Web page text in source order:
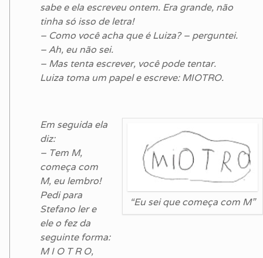
sabe e ela escreveu ontem. Era grande, não
tinha só isso de letra!
– Como você acha que é Luiza? – perguntei.
– Ah, eu não sei.
– Mas tenta escrever, você pode tentar.
Luiza toma um papel e escreve: MIOTRO.
“Eu sei que começa com M”
Em seguida ela
diz:
– Tem M,
começa com
M, eu lembro!
Pedi para
Stefano ler e
ele o fez da
seguinte forma:
M I O T R O,